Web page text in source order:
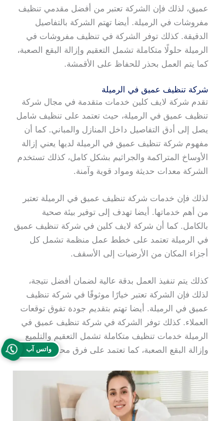
عميق، لذلك فإن الشركة تعتبر من أفضل مقدمي تنظيف
مفروشات في الرميلة. أيضا تهتم الشركة بالتفاصيل
الدقيقة. كذلك توفر الشركة في تنظيف مفروشات في
الرميلة حلولًا متكاملة تشمل التعقيم وإزالة البقع الصعبة،
كما يتم العمل بحذر للحفاظ على الأقمشة.
شركة تنظيف عميق في الرميلة
تقدم شركة لايف كلين خدمات متقدمة في مجال شركة
تنظيف عميق في الرميلة، حيث تعتمد على تنظيف شامل
يصل إلى أدق التفاصيل داخل المنازل والمباني. كما أن
مفهوم شركة تنظيف عميق في الرميلة لديها يعني إزالة
الأوساخ المتراكمة والجراثيم بشكل كامل، كذلك تستخدم
الشركة معدات حديثة ومواد قوية وآمنة.
لذلك فإن خدمات شركة تنظيف عميق في الرميلة تعتبر
من أهم خدماتها. أيضا تهدف إلى توفير بيئة صحية
بالكامل. كما أن شركة لايف كلين في شركة تنظيف عميق
في الرميلة تعتمد على خطط عمل منظمة تشمل كل
أجزاء المكان من الأرضيات إلى الأسقف.
كذلك يتم تنفيذ العمل بدقة عالية لضمان أفضل نتيجة،
لذلك فإن الشركة تعتبر خيارًا موثوقًا في شركة تنظيف
عميق في الرميلة. أيضا تهتم بتقديم جودة تفوق توقعات
العملاء. كذلك توفر الشركة في شركة تنظيف عميق في
الرميلة خدمات تنظيف متكاملة تشمل التعقيم والتلميع
وإزالة البقع الصعبة، كما تعتمد على فرق محترفة.واتس آب